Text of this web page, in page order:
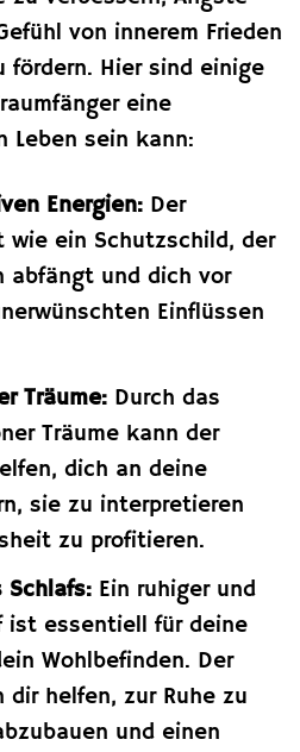
von innerem Frieden
fördern. Hier sind einige
eine
Leben sein kann:
Energien:Der
wie ein Schutzschild, der
abfängt und dich vor
Einflüssen
Träume:Durch das
Träume kann der
dich an deine
sie zu interpretieren
zu profitieren.
Schlafs:Ein ruhiger und
ist essentiell für deine
Wohlbefinden. Der
dir helfen, zur Ruhe zu
und einen